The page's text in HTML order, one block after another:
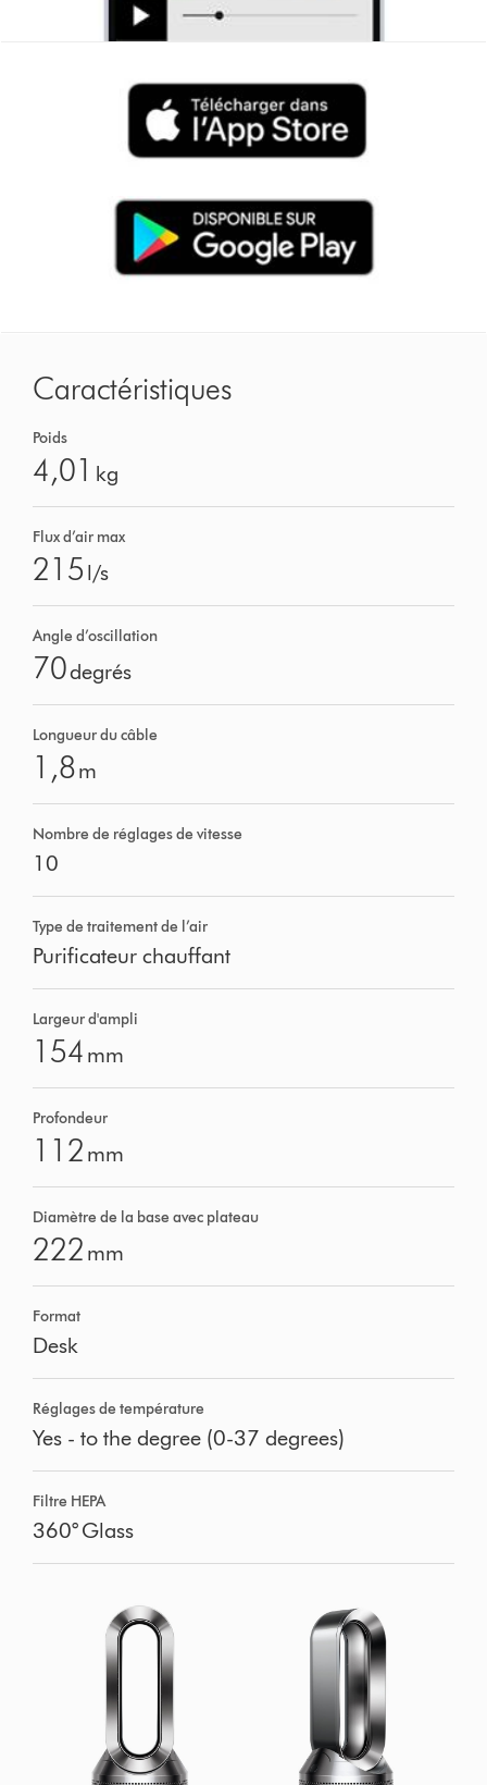
Caractéristiques
Poids
4,01 kg
Flux d’air max
215 l/s
Angle d’oscillation
70degrés
Longueur du câble
1,8m
Nombre de réglages de vitesse
10
Type de traitement de l’air
Purificateur chauffant
Largeur d'ampli
154 mm
Profondeur
112 mm
Diamètre de la base avec plateau
222 mm
Format
Desk
Réglages de température
Yes - to the degree (0-37 degrees)
Filtre HEPA
360° Glass